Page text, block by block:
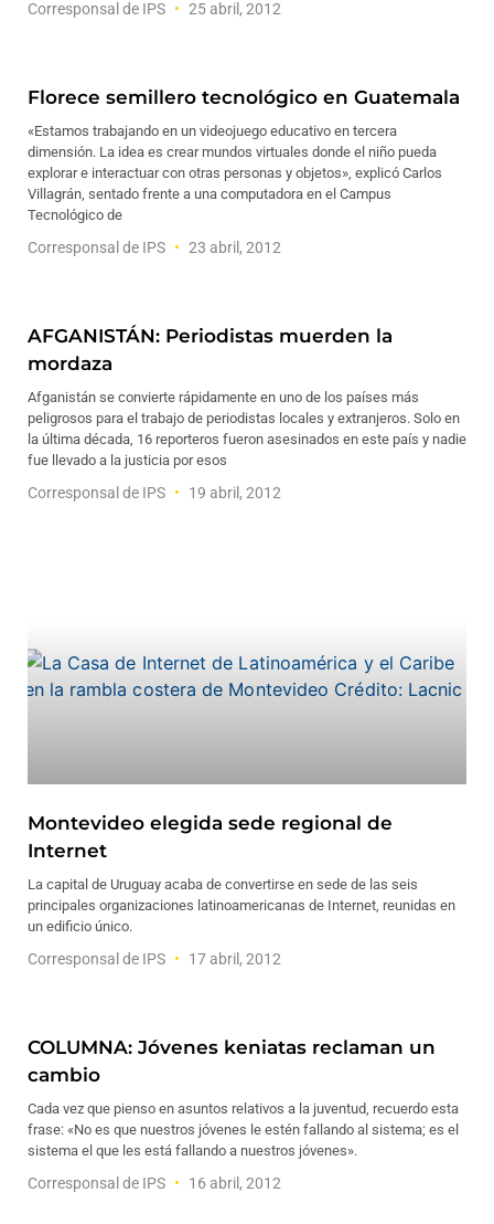
Corresponsal de IPS 25 abril, 2012
Florece semillero tecnológico en Guatemala
«Estamos trabajando en un videojuego educativo en tercera
dimensión. La idea es crear mundos virtuales donde el niño pueda
explorar e interactuar con otras personas y objetos», explicó Carlos
Villagrán, sentado frente a una computadora en el Campus
Tecnológico de
Corresponsal de IPS 23 abril, 2012
AFGANISTÁN: Periodistas muerden la
mordaza
Afganistán se convierte rápidamente en uno de los países más
peligrosos para el trabajo de periodistas locales y extranjeros. Solo en
la última década, 16 reporteros fueron asesinados en este país y nadie
fue llevado a la justicia por esos
Corresponsal de IPS 19 abril, 2012
Montevideo elegida sede regional de
Internet
La capital de Uruguay acaba de convertirse en sede de las seis
principales organizaciones latinoamericanas de Internet, reunidas en
un edificio único.
Corresponsal de IPS 17 abril, 2012
COLUMNA: Jóvenes keniatas reclaman un
cambio
Cada vez que pienso en asuntos relativos a la juventud, recuerdo esta
frase: «No es que nuestros jóvenes le estén fallando al sistema; es el
sistema el que les está fallando a nuestros jóvenes».
Corresponsal de IPS 16 abril, 2012